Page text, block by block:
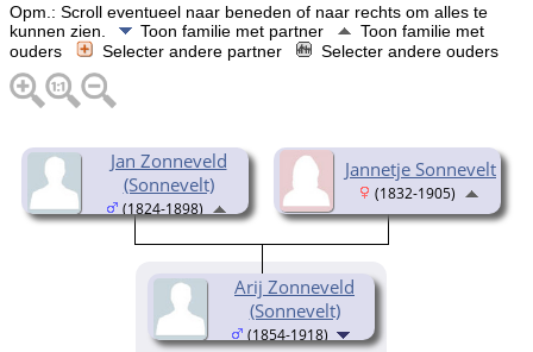
Opm.: Scroll eventueel naar beneden of naar rechts om alles te
kunnen zien.
Toon familie met partner
Toon familie met
ouders
Selecter andere partner Selecter andere ouders
Jan Zonneveld
(Sonnevelt)
(1824-1898)
Jannetje Sonnevelt
(1832-1905)
Arij Zonneveld
(Sonnevelt)
(1854-1918)